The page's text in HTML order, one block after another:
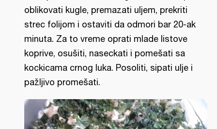
oblikovati kugle, premazati uljem, prekriti
strec folijom i ostaviti da odmori bar 20-ak
minuta. Za to vreme oprati mlade listove
koprive, osušiti, naseckati i pomešati sa
kockicama crnog luka. Posoliti, sipati ulje i
pažljivo promešati.